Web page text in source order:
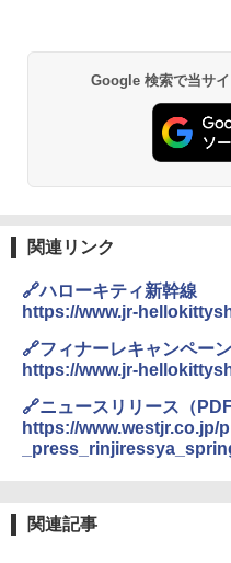
Google 検索で当サ
関連リンク
🔗ハローキティ新幹線
https://www.jr-
🔗フィナーレキャンペーン
https://www.jr-
🔗ニュースリリース（PDF
https://www.westjr.co.jp/
関連記事